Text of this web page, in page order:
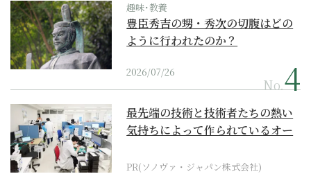
趣味･教養
豊臣秀吉の甥・秀次の切腹はどの
ように行われたのか？
2026/07/26
No.
最先端の技術と技術者たちの熱い
気持ちによって作られているオー
PR(ソノヴァ・ジャパン株式会社)